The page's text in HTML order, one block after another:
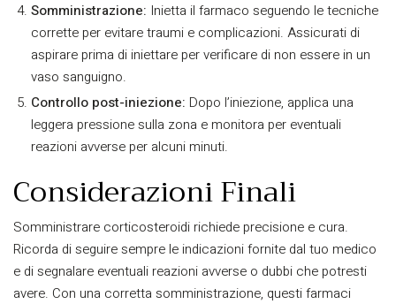
Somministrazione: Inietta il farmaco seguendo le tecniche
corrette per evitare traumi e complicazioni. Assicurati di
aspirare prima di iniettare per verificare di non essere in un
vaso sanguigno.
Controllo post-iniezione: Dopo l’iniezione, applica una
leggera pressione sulla zona e monitora per eventuali
reazioni avverse per alcuni minuti.
Considerazioni Finali
Somministrare corticosteroidi richiede precisione e cura.
Ricorda di seguire sempre le indicazioni fornite dal tuo medico
e di segnalare eventuali reazioni avverse o dubbi che potresti
avere. Con una corretta somministrazione, questi farmaci